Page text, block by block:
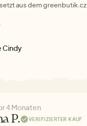
aus dem greenbutik.cz
Cindy
4 Monaten
P. VERIFIZIERTER KAUF